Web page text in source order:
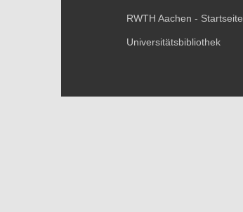
RWTH Aachen - Startseite
Universitätsbibliothek